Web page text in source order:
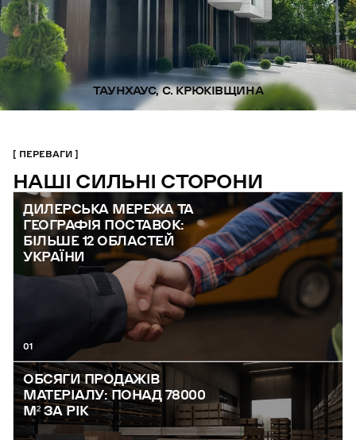
ТАУНХАУС, С. КРЮКІВЩИНА
ПЕРЕВАГИ
НАШІ СИЛЬНІ СТОРОНИ
ДИЛЕРСЬКА МЕРЕЖА ТА
ГЕОГРАФІЯ ПОСТАВОК:
БІЛЬШЕ 12 ОБЛАСТЕЙ
УКРАЇНИ
01
ОБСЯГИ ПРОДАЖІВ
МАТЕРІАЛУ: ПОНАД 78000
М² ЗА РІК